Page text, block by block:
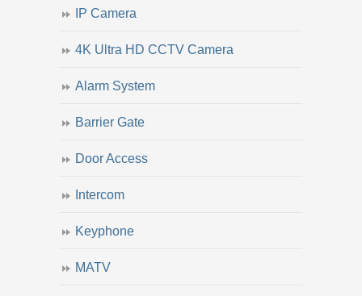
IP Camera
4K Ultra HD CCTV Camera
Alarm System
Barrier Gate
Door Access
Intercom
Keyphone
MATV